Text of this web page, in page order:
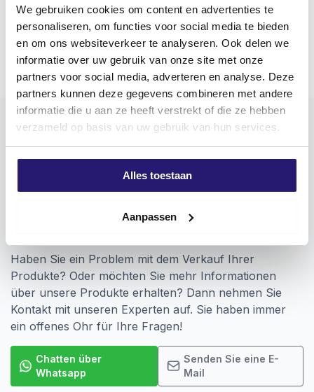
We gebruiken cookies om content en advertenties te
personaliseren, om functies voor social media te bieden
en om ons websiteverkeer te analyseren. Ook delen we
informatie over uw gebruik van onze site met onze
partners voor social media, adverteren en analyse. Deze
partners kunnen deze gegevens combineren met andere
informatie die u aan ze heeft verstrekt of die ze hebben
verzameld op basis van uw gebruik van hun services.
Alles toestaan
Aanpassen
Antrieb. Die Vorteile des Torx-Antriebs sind eine
bessere Kraftübertragung zwischen Werkzeug und
Schraube und ein geringeres Risiko, dass das
Werkzeug aus der Schraube herausspringt. Das
erleichtert die Montage.
Verwenden Sie vorzugsweise Screwdump-Bits für eine
optimale Verbindung. Screwdump-Schrauben sind mit
einer unsichtbaren Wachsschicht versehen, die als
Schmiermittel dient und das Eindrehen erleichtert. Die
Schraube hat einen doppelten Flachkopf.
wird für die Verwendung in
Hartholz/Douglas empfohlen!
Spanplattenschrauben werden in einer sehr breiten
eine problemlose Verarbeitung. Die Schrauben
werden nach der Produktion streng kontrolliert. So
können Sie sicher sein, dass Sie nur mit hochwertigen
Schrauben arbeiten, die gratfrei und superstark sind.
Die Schrauben tragen daher ein CE-Zeichen, mit dem
Anforderungen an Sicherheit, Gesundheit, Umwelt
und Verbraucherschutz erfüllt.
Mehr anzeigen
Haben Sie ein Problem mit dem Verkauf Ihrer
Produkte? Oder möchten Sie mehr Informationen
über unsere Produkte erhalten? Dann nehmen Sie
Kontakt mit unseren Experten auf. Sie haben immer
ein offenes Ohr für Ihre Fragen!
Chatten über
Whatsapp
Senden Sie eine E-
Mail